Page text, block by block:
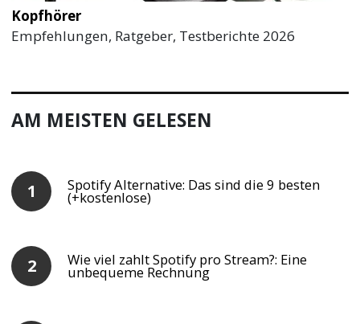
Kopfhörer
Empfehlungen, Ratgeber, Testberichte 2026
AM MEISTEN GELESEN
Spotify Alternative: Das sind die 9 besten
(+kostenlose)
Wie viel zahlt Spotify pro Stream?: Eine
unbequeme Rechnung